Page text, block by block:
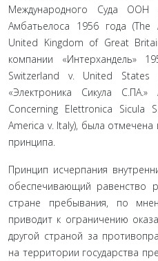
Международного Суда
Амбатьелоса 1956 года
United Kingdom of Great
компании «Интерхандель»
Switzerland v. United States
«Электроника Сикула
Concerning Elettronica Sicula
America v. Italy), была
принципа.
Принцип исчерпания
обеспечивающий равенство
стране пребывания, по
приво­дит к ограничению
другой страной за
на террито­рии государства